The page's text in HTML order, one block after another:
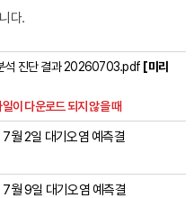
다.
석 진단 결과 20260703.pdf [미리
이 다운로드 되지 않을 때
월 2일 대기오염 예측결
월 9일 대기오염 예측결